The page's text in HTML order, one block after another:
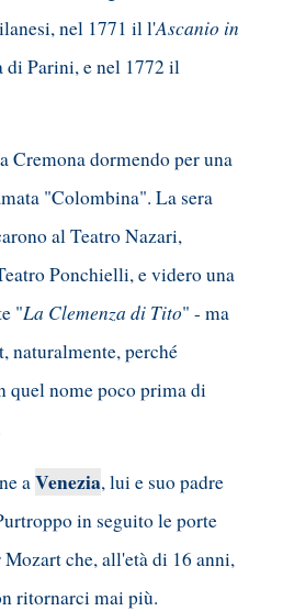
nel 1771 il l'Ascanio in
di Parini, e nel 1772 il
Cremona dormendo per una
"Colombina". La sera
al Teatro Nazari,
Ponchielli, e videro una
"La Clemenza di Tito" - ma
naturalmente, perché
quel nome poco prima di
aVenezia, lui e suo padre
in seguito le porte
che, all'età di 16 anni,
ritornarci mai più.